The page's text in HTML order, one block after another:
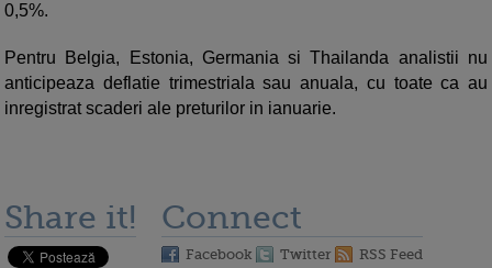
0,5%.
Pentru Belgia, Estonia, Germania si Thailanda analistii nu
anticipeaza deflatie trimestriala sau anuala, cu toate ca au
inregistrat scaderi ale preturilor in ianuarie.
Share it! Connect
Facebook Twitter RSS Feed